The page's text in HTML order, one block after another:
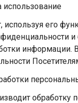
использование
используя его
информации.
обработку